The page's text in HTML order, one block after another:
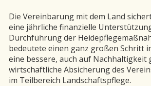
Die Vereinbarung mit dem Land
eine jährliche finanzielle
Durchführung der
bedeutete einen ganz großen Schritt
eine bessere, auch auf Nachhaltigkeit
wirtschaftliche Absicherung des
im Teilbereich Landschaftspflege.